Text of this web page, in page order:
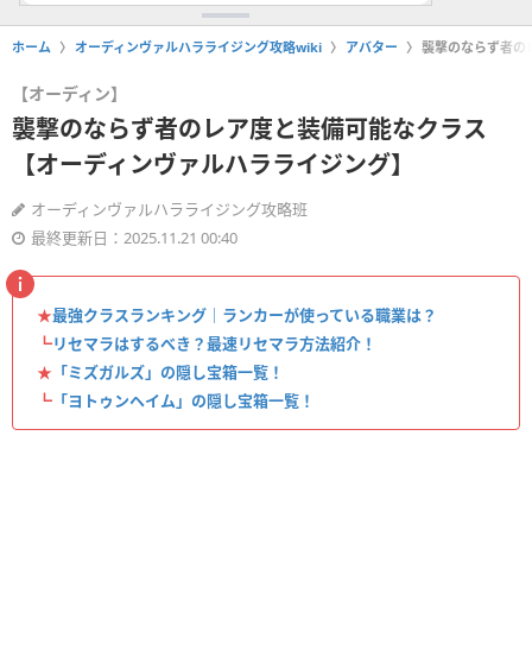
ホーム オーディンヴァルハラライジング攻略wiki アバター 襲撃のならず者の
【オーディン】
襲撃のならず者のレア度と装備可能なクラス
【オーディンヴァルハラライジング】
オーディンヴァルハラライジング攻略班
最終更新日：2025.11.21 00:40
★最強クラスランキング｜ランカーが使っている職業は？
┗リセマラはするべき？最速リセマラ方法紹介！
★ 「ミズガルズ」の隠し宝箱一覧！
┗ 「ヨトゥンヘイム」の隠し宝箱一覧！